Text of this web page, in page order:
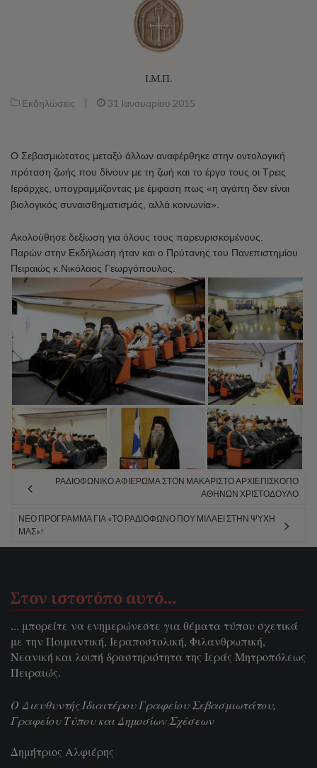
Ι.Μ.Π.
Εκδηλώσεις | 31 Ιανουαρίου 2015
Ο Σεβασμιώτατος μεταξύ άλλων αναφέρθηκε στην οντολογική
πρόταση ζωής που δίνουν με τη ζωή και το έργο τους οι Τρεις
Ιεράρχες, υπογραμμίζοντας με έμφαση πως «η αγάπη δεν είναι
βιολογικός συναισθηματισμός, αλλά κοινωνία».
Ακολούθησε δεξίωση για όλους τους παρευρισκομένους.
Παρών στην Εκδήλωση ήταν και ο Πρύτανης του Πανεπιστημίου
Πειραιώς κ.Νικόλαος Γεωργόπουλος.
ΡΑΔΙΟΦΩΝΙΚΌ ΑΦΙΈΡΩΜΑ ΣΤΟΝ ΜΑΚΑΡΙΣΤΌ ΑΡΧΙΕΠΙΣΚΌΠΟ
ΑΘΗΝΏΝ ΧΡΙΣΤΌΔΟΥΛΟ
ΝΈΟ ΠΡΌΓΡΑΜΜΑ ΓΙΑ «ΤΟ ΡΑΔΙΌΦΩΝΟ ΠΟΥ ΜΙΛΆΕΙ ΣΤΗΝ ΨΥΧΉ
ΜΑΣ»!
Στον ιστοτόπο αυτό…
... μπορείτε να ενημερώνεστε για θέματα τύπου σχετικά
με την Ποιμαντική, Ιεραποστολική, Φιλανθρωπική,
Νεανική και λοιπή δραστηριότητα της Ιεράς Μητροπόλεως
Πειραιώς.
Ο Διευθυντής Ιδιαιτέρου Γραφείου Σεβασμιωτάτου,
Γραφείου Τύπου και Δημοσίων Σχέσεων
Δημήτριος Αλφιέρης